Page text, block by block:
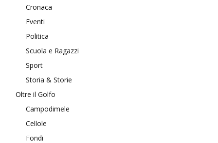
Cronaca
Eventi
Politica
Scuola e Ragazzi
Sport
Storia & Storie
Oltre il Golfo
Campodimele
Cellole
Fondi